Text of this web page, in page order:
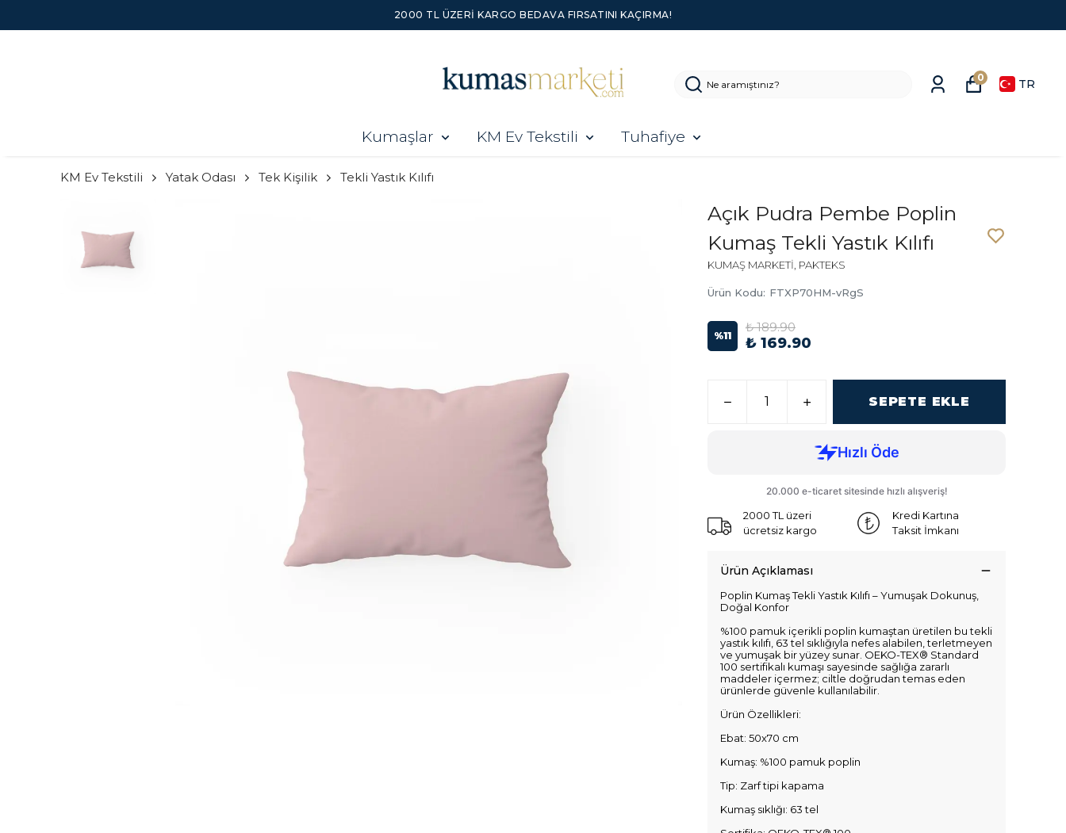
2000 TL ÜZERI KARGO BEDAVA FIRSATINI KAÇIRMA!
Kumaşlar KM Ev Tekstili Tuhafiye
0 TR
KM Ev Tekstili Yatak Odası Tek Kişilik Tekli Yastık Kılıfı
Açık Pudra Pembe Poplin
Kumaş Tekli Yastık Kılıfı
KUMAŞ MARKETİ, PAKTEKS
Ürün Kodu: FTXP70HM-vRgS
%11
₺ 189.90
₺ 169.90
SEPETE EKLE
2000 TL üzeri
ücretsiz kargo
Kredi Kartına
Taksit İmkanı
Ürün Açıklaması
Poplin Kumaş Tekli Yastık Kılıfı – Yumuşak Dokunuş,
Doğal Konfor
%100 pamuk içerikli poplin kumaştan üretilen bu tekli
yastık kılıfı, 63 tel sıklığıyla nefes alabilen, terletmeyen
ve yumuşak bir yüzey sunar. OEKO-TEX® Standard
100 sertifikalı kumaşı sayesinde sağlığa zararlı
maddeler içermez; ciltle doğrudan temas eden
ürünlerde güvenle kullanılabilir.
Ürün Özellikleri:
Ebat: 50x70 cm
Kumaş: %100 pamuk poplin
Tip: Zarf tipi kapama
Kumaş sıklığı: 63 tel